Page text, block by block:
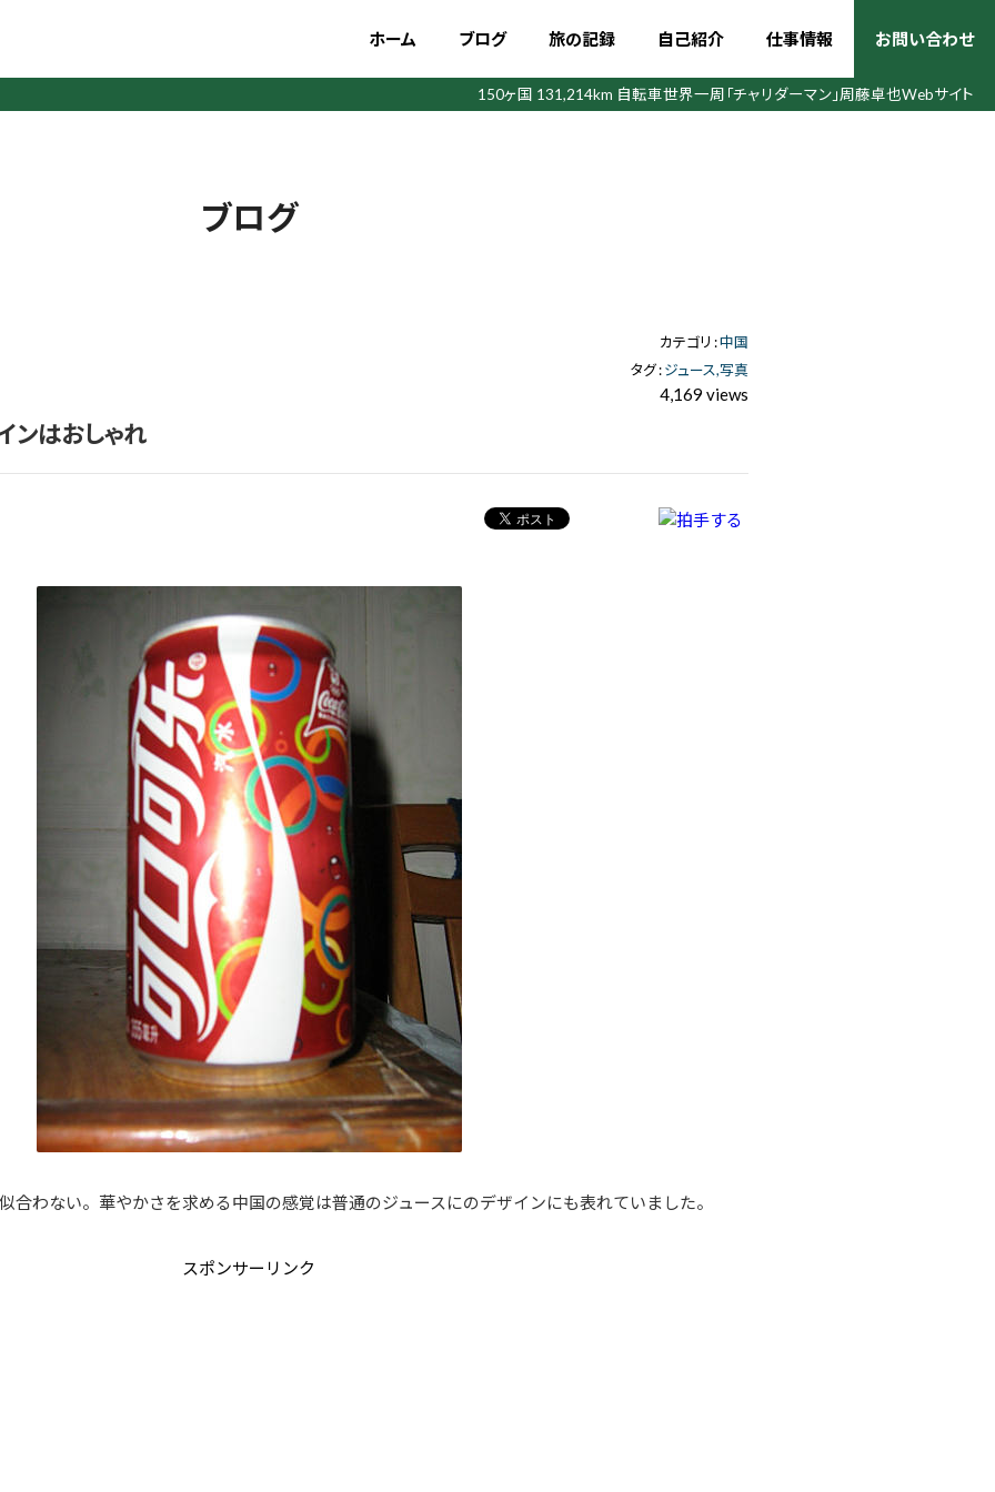
ホーム ブログ 旅の記録 自己紹介 仕事情報 お問い合わせ
150ヶ国 131,214km 自転車世界一周 「チャリダーマン」周藤卓也Webサイト
ブログ
カテゴリ :中国
タグ :ジュース 写真
4,169 views
ンはおしゃれ
合わない。華やかさを求める中国の感覚は普通のジュースにのデザインにも表れていました。
スポンサーリンク